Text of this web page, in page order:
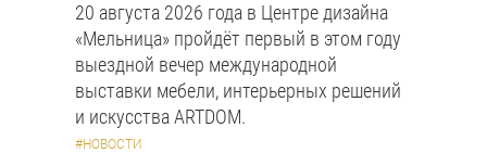
20 августа 2026 года в Центре дизайна
«Мельница» пройдёт первый в этом году
выездной вечер международной
выставки мебели, интерьерных решений
и искусства ARTDOM.
#НОВОСТИ